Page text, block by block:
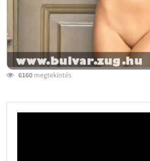
6160megtekintés